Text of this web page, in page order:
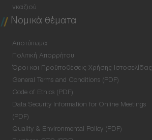
γκαζιού
Νομικά θέματα
Αποτύπωμα
Πολιτική Απορρήτου
Όροι και Προϋποθέσεις Χρήσης Ιστοσελίδας
General Terms and Conditions (PDF)
Code of Ethics (PDF)
Data Security Information for Online Meetings
(PDF)
Quality & Environmental Policy (PDF)